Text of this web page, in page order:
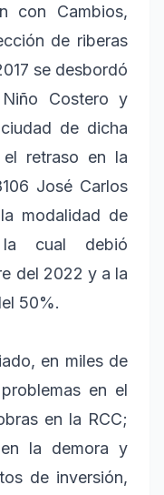
con Cambios,
de riberas
se desbordó
Costero y
de dicha
retraso en la
José Carlos
modalidad de
la cual debió
del 2022 y a la
50%.
en miles de
en el
en la RCC;
la demora y
de inversión,